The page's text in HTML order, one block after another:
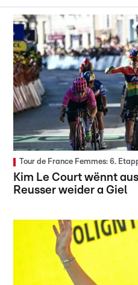
Tour de France Femmes: 6.
Kim Le Court wënnt
Reusser weider a Giel